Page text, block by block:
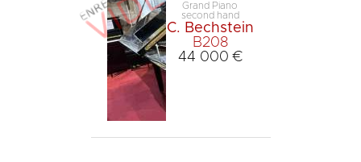
Grand Piano
second hand
C. Bechstein
B208
44 000 €